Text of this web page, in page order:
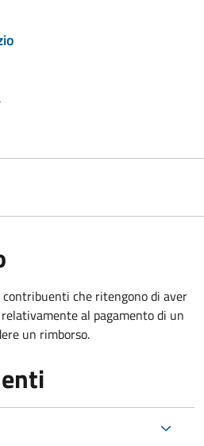
che ritengono di aver
al pagamento di un
un rimborso.